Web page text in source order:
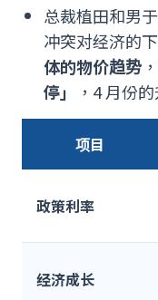
总裁植田和男
冲突对经济的
体的物价趋势
停」
，4 月份
项目
政策利率
经济成长